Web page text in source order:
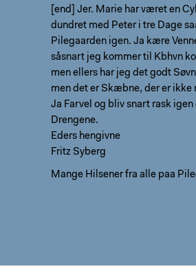
[end] Jer. Marie har været en
dundret med Peter i tre Dage
Pilegaarden igen. Ja kære
såsnart jeg kommer til Kbhvn
men ellers har jeg det godt
men det er Skæbne, der er ikke
Ja Farvel og bliv snart rask
Drengene.
Eders hengivne
Fritz Syberg
Mange Hilsener fra alle paa